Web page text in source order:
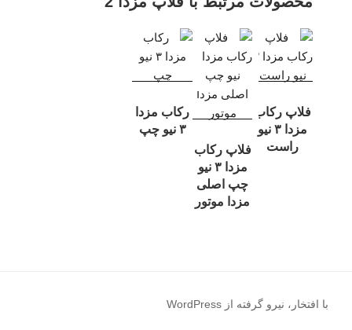
فلاپ رکاب
مزدا ۳ نیو
راست
فلاپ رکاب
مزدا ۳ نیو
چپ اصلی
مزدا موتور
رکاب مزدا
۳ نیو چپ
با افتخار، نیرو گرفته از WordPress